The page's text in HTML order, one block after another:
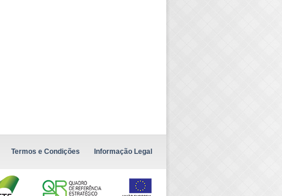
Informação Legal
Termos e Condições